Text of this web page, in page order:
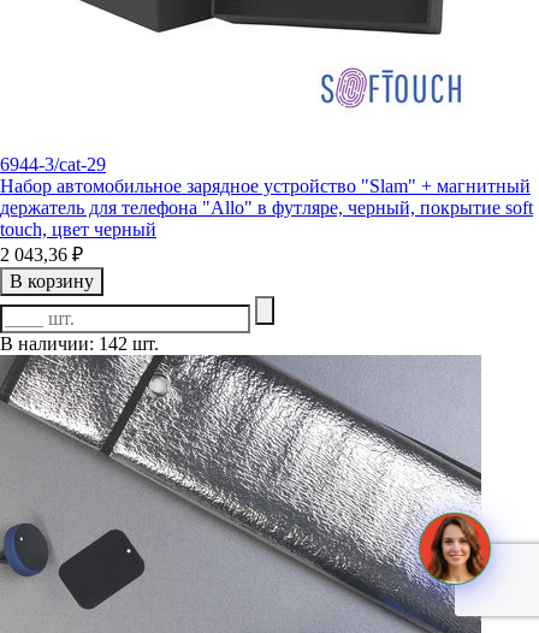
6944-3/cat-29
Набор автомобильное зарядное устройство "Slam" + магнитный
держатель для телефона "Allo" в футляре, черный, покрытие soft
touch, цвет черный
2 043,36 ₽
В корзину
В наличии: 142 шт.